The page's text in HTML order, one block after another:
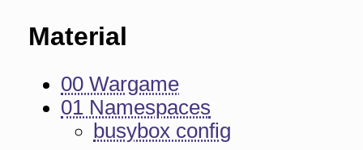
Material
00 Wargame
01 Namespaces
busybox config